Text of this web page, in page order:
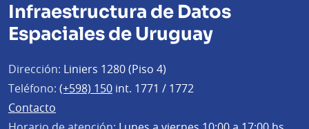
Infraestructura de Datos
Espaciales de Uruguay
Dirección: Liniers 1280 (Piso 4)
Teléfono: (+598) 150 int. 1771 / 1772
Contacto